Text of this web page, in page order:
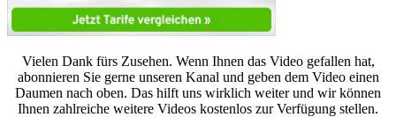
Vielen Dank fürs Zusehen. Wenn Ihnen das Video gefallen hat,
abonnieren Sie gerne unseren Kanal und geben dem Video einen
Daumen nach oben. Das hilft uns wirklich weiter und wir können
Ihnen zahlreiche weitere Videos kostenlos zur Verfügung stellen.